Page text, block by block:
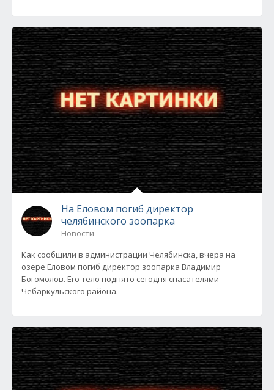
На Еловом погиб директор
челябинского зоопарка
Новости
Как сообщили в администрации Челябинска, вчера на
озере Еловом погиб директор зоопарка Владимир
Богомолов. Его тело поднято сегодня спасателями
Чебаркульского района.